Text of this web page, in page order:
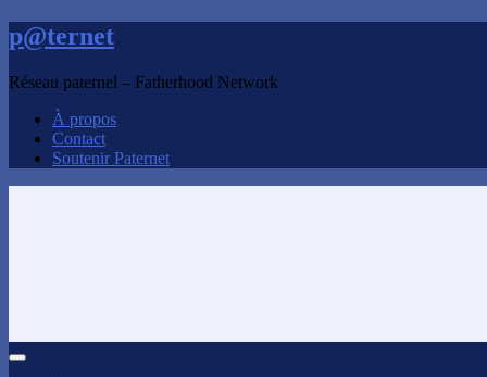
p@ternet
Réseau paternel – Fatherhood Network
À propos
Contact
Soutenir Paternet